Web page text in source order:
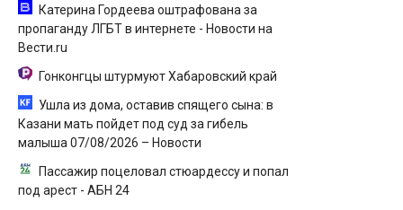
Катерина Гордеева оштрафована за
пропаганду ЛГБТ в интернете - Новости на
Вести.ru
Гонконгцы штурмуют Хабаровский край
Ушла из дома, оставив спящего сына: в
Казани мать пойдет под суд за гибель
малыша 07/08/2026 – Новости
Пассажир поцеловал стюардессу и попал
под арест - АБН 24